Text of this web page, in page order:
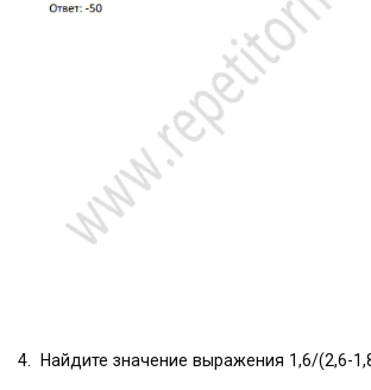
4. Найдите значение выражения 1,6/(2,6-